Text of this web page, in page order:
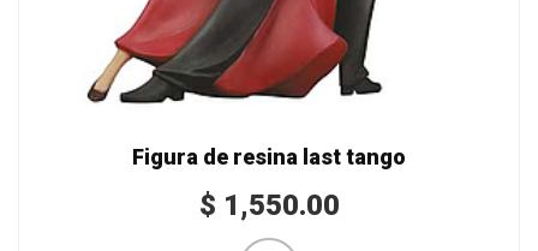
Figura de resina last tango
$ 1,550.00